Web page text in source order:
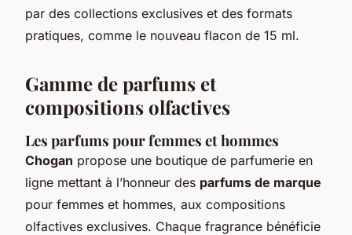
par des collections exclusives et des formats
pratiques, comme le nouveau flacon de 15 ml.
Gamme de parfums et
compositions olfactives
Les parfums pour femmes et hommes
Chogan propose une boutique de parfumerie en
ligne mettant à l’honneur des parfums de marque
pour femmes et hommes, aux compositions
olfactives exclusives. Chaque fragrance bénéficie